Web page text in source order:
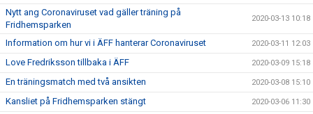
Nytt ang Coronaviruset vad gäller träning på
Fridhemsparken
2020-03-13 10:18
Information om hur vi i ÄFF hanterar Coronaviruset 2020-03-11 12:03
Love Fredriksson tillbaka i ÄFF 2020-03-09 15:18
En träningsmatch med två ansikten 2020-03-08 15:10
Kansliet på Fridhemsparken stängt 2020-03-06 11:30